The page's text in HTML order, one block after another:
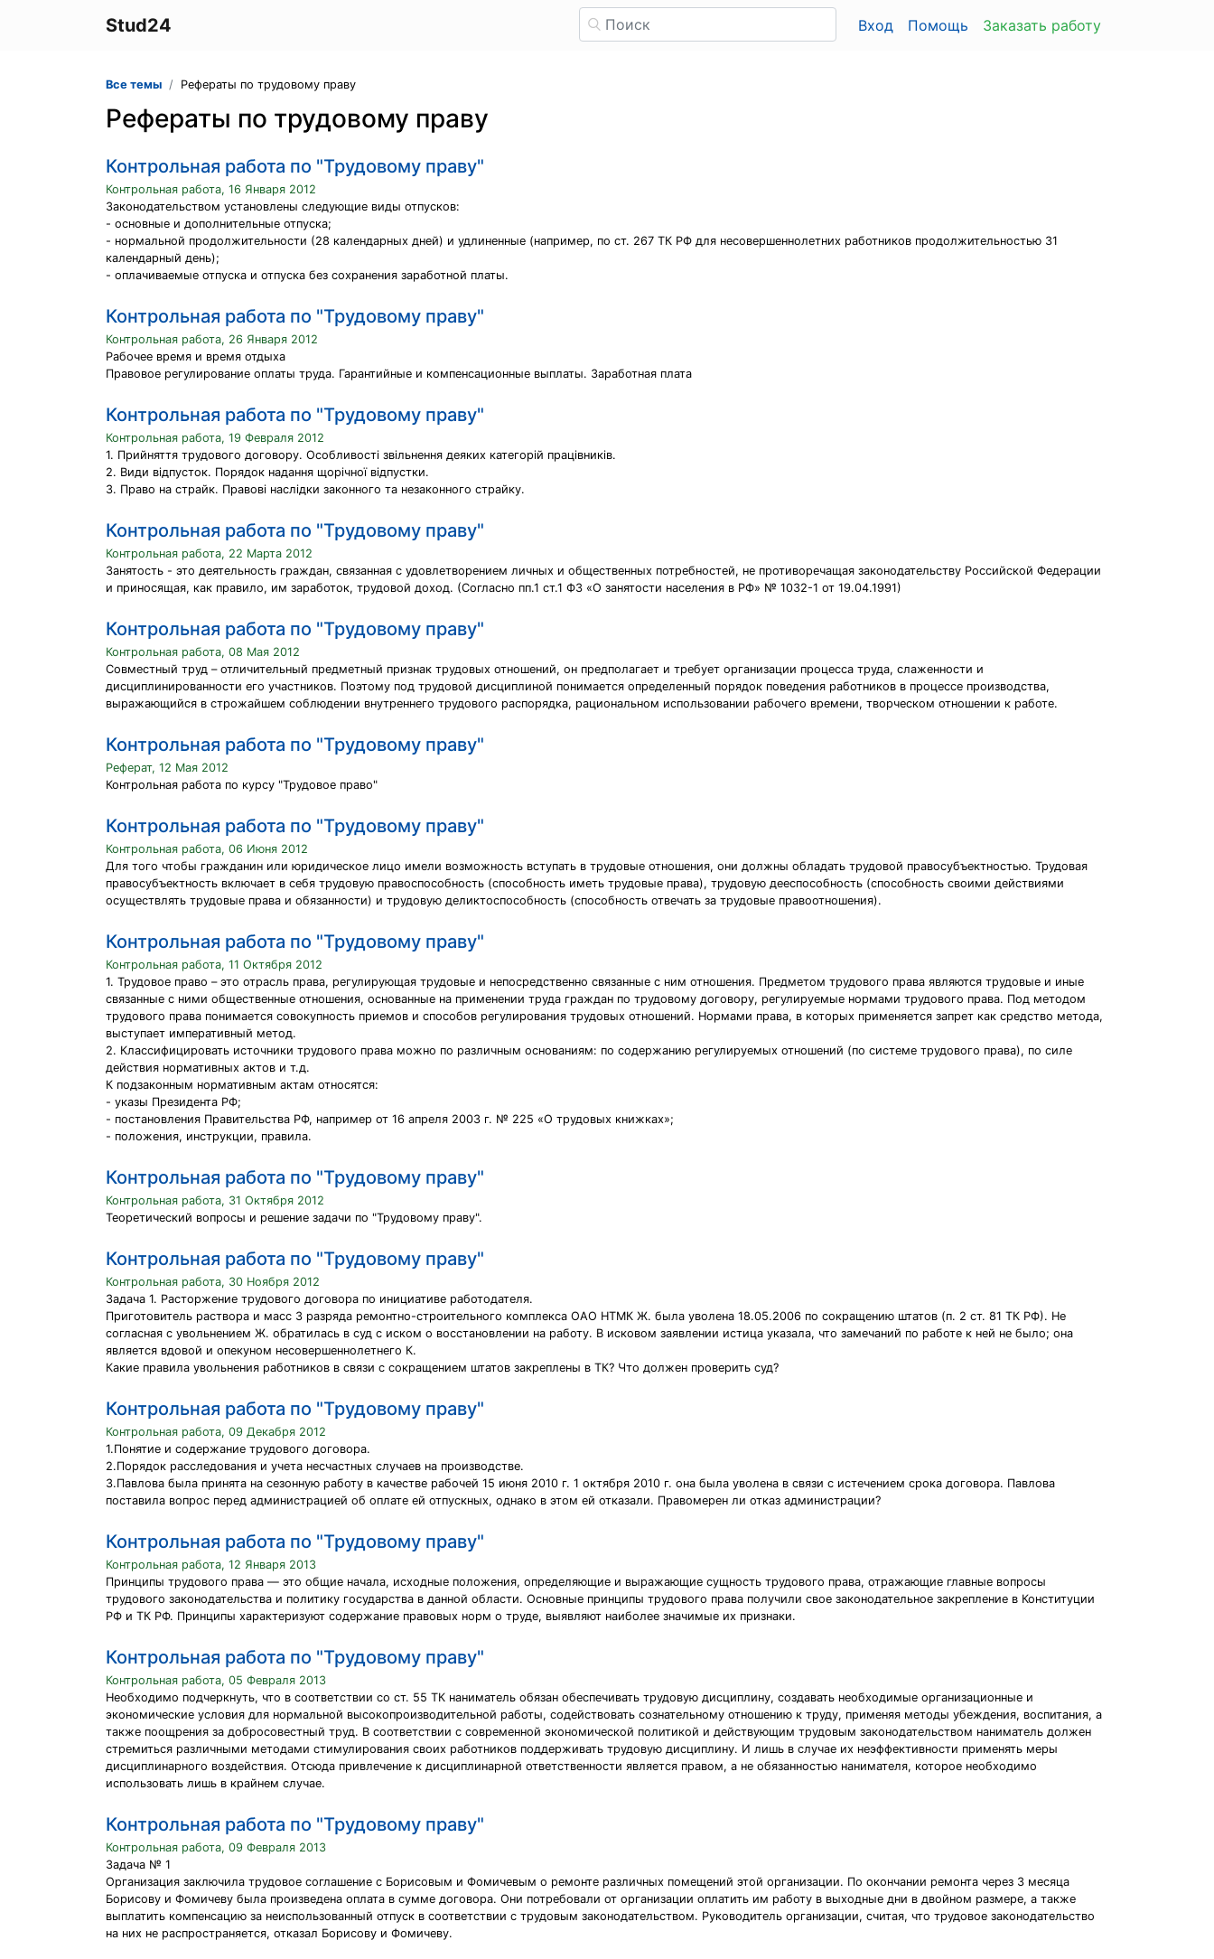
Stud24 Вход Помощь Заказать работу
Все темы Рефераты по трудовому праву
Рефераты по трудовому праву
Контрольная работа по "Трудовому праву"
Контрольная работа, 16 Января 2012
Законодательством установлены следующие виды отпусков:
- основные и дополнительные отпуска;
- нормальной продолжительности (28 календарных дней) и удлиненные (например, по ст. 267 ТК РФ для несовершеннолетних работников продолжительностью 31
календарный день);
- оплачиваемые отпуска и отпуска без сохранения заработной платы.
Контрольная работа по "Трудовому праву"
Контрольная работа, 26 Января 2012
Рабочее время и время отдыха
Правовое регулирование оплаты труда. Гарантийные и компенсационные выплаты. Заработная плата
Контрольная работа по "Трудовому праву"
Контрольная работа, 19 Февраля 2012
1. Прийняття трудового договору. Особливості звільнення деяких категорій працівників.
2. Види відпусток. Порядок надання щорічної відпустки.
3. Право на страйк. Правові наслідки законного та незаконного страйку.
Контрольная работа по "Трудовому праву"
Контрольная работа, 22 Марта 2012
Занятость - это деятельность граждан, связанная с удовлетворением личных и общественных потребностей, не противоречащая законодательству Российской Федерации
и приносящая, как правило, им заработок, трудовой доход. (Согласно пп.1 ст.1 ФЗ «О занятости населения в РФ» № 1032-1 от 19.04.1991)
Контрольная работа по "Трудовому праву"
Контрольная работа, 08 Мая 2012
Совместный труд – отличительный предметный признак трудовых отношений, он предполагает и требует организации процесса труда, слаженности и
дисциплинированности его участников. Поэтому под трудовой дисциплиной понимается определенный порядок поведения работников в процессе производства,
выражающийся в строжайшем соблюдении внутреннего трудового распорядка, рациональном использовании рабочего времени, творческом отношении к работе.
Контрольная работа по "Трудовому праву"
Реферат, 12 Мая 2012
Контрольная работа по курсу "Трудовое право"
Контрольная работа по "Трудовому праву"
Контрольная работа, 06 Июня 2012
Для того чтобы гражданин или юридическое лицо имели возможность вступать в трудовые отношения, они должны обладать трудовой правосубъектностью. Трудовая
правосубъектность включает в себя трудовую правоспособность (способность иметь трудовые права), трудовую дееспособность (способность своими действиями
осуществлять трудовые права и обязанности) и трудовую деликтоспособность (способность отвечать за трудовые правоотношения).
Контрольная работа по "Трудовому праву"
Контрольная работа, 11 Октября 2012
1. Трудовое право – это отрасль права, регулирующая трудовые и непосредственно связанные с ним отношения. Предметом трудового права являются трудовые и иные
связанные с ними общественные отношения, основанные на применении труда граждан по трудовому договору, регулируемые нормами трудового права. Под методом
трудового права понимается совокупность приемов и способов регулирования трудовых отношений. Нормами права, в которых применяется запрет как средство метода,
выступает императивный метод.
2. Классифицировать источники трудового права можно по различным основаниям: по содержанию регулируемых отношений (по системе трудового права), по силе
действия нормативных актов и т.д.
К подзаконным нормативным актам относятся:
- указы Президента РФ;
- постановления Правительства РФ, например от 16 апреля 2003 г. № 225 «О трудовых книжках»;
- положения, инструкции, правила.
Контрольная работа по "Трудовому праву"
Контрольная работа, 31 Октября 2012
Теоретический вопросы и решение задачи по "Трудовому праву".
Контрольная работа по "Трудовому праву"
Контрольная работа, 30 Ноября 2012
Задача 1. Расторжение трудового договора по инициативе работодателя.
Приготовитель раствора и масс 3 разряда ремонтно-строительного комплекса ОАО НТМК Ж. была уволена 18.05.2006 по сокращению штатов (п. 2 ст. 81 ТК РФ). Не
согласная с увольнением Ж. обратилась в суд с иском о восстановлении на работу. В исковом заявлении истица указала, что замечаний по работе к ней не было; она
является вдовой и опекуном несовершеннолетнего К.
Какие правила увольнения работников в связи с сокращением штатов закреплены в ТК? Что должен проверить суд?
Контрольная работа по "Трудовому праву"
Контрольная работа, 09 Декабря 2012
1.Понятие и содержание трудового договора.
2.Порядок расследования и учета несчастных случаев на производстве.
3.Павлова была принята на сезонную работу в качестве рабочей 15 июня 2010 г. 1 октября 2010 г. она была уволена в связи с истечением срока договора. Павлова
поставила вопрос перед администрацией об оплате ей отпускных, однако в этом ей отказали. Правомерен ли отказ администрации?
Контрольная работа по "Трудовому праву"
Контрольная работа, 12 Января 2013
Принципы трудового права — это общие начала, исходные положения, определяющие и выражающие сущность трудового права, отражающие главные вопросы
трудового законодательства и политику государства в данной области. Основные принципы трудового права получили свое законодательное закрепление в Конституции
РФ и ТК РФ. Принципы характеризуют содержание правовых норм о труде, выявляют наиболее значимые их признаки.
Контрольная работа по "Трудовому праву"
Контрольная работа, 05 Февраля 2013
Необходимо подчеркнуть, что в соответствии со ст. 55 ТК наниматель обязан обеспечивать трудовую дисциплину, создавать необходимые организационные и
экономические условия для нормальной высокопроизводительной работы, содействовать сознательному отношению к труду, применяя методы убеждения, воспитания, а
также поощрения за добросовестный труд. В соответствии с современной экономической политикой и действующим трудовым законодательством наниматель должен
стремиться различными методами стимулирования своих работников поддерживать трудовую дисциплину. И лишь в случае их неэффективности применять меры
дисциплинарного воздействия. Отсюда привлечение к дисциплинарной ответственности является правом, а не обязанностью нанимателя, которое необходимо
использовать лишь в крайнем случае.
Контрольная работа по "Трудовому праву"
Контрольная работа, 09 Февраля 2013
Задача № 1
Организация заключила трудовое соглашение с Борисовым и Фомичевым о ремонте различных помещений этой организации. По окончании ремонта через 3 месяца
Борисову и Фомичеву была произведена оплата в сумме договора. Они потребовали от организации оплатить им работу в выходные дни в двойном размере, а также
выплатить компенсацию за неиспользованный отпуск в соответствии с трудовым законодательством. Руководитель организации, считая, что трудовое законодательство
на них не распространяется, отказал Борисову и Фомичеву.